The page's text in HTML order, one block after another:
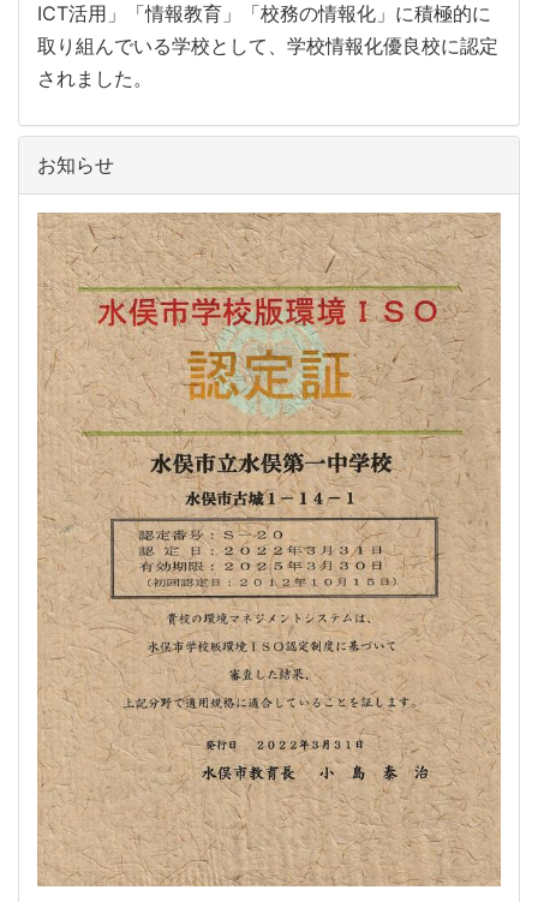
ICT活用」「情報教育」「校務の情報化」に積極的に
取り組んでいる学校として、学校情報化優良校に認定
されました。
お知らせ